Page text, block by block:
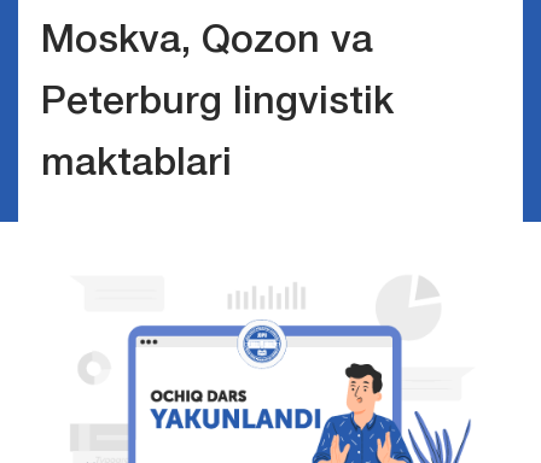
Moskva, Qozon va
Peterburg lingvistik
maktablari